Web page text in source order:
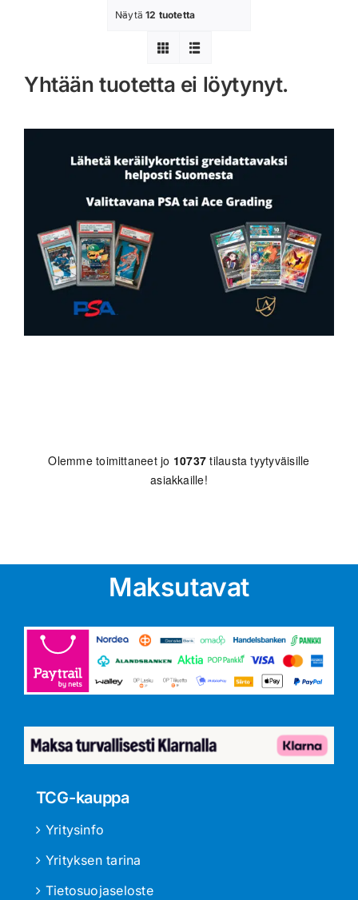
Rip & Ship
Greidauspalvelu
Näytä12 tuotetta
Yhtään tuotetta ei löytynyt.
Olemme toimittaneet jo 10737 tilausta tyytyväisille
asiakkaille!
Maksutavat
TCG-kauppa
Yritysinfo
Yrityksen tarina
Tietosuojaseloste